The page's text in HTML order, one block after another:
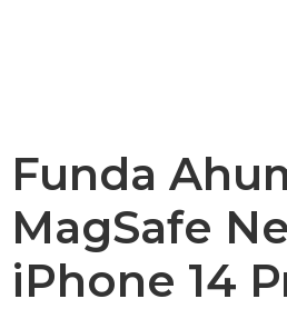
Funda
MagSafe
iPhone 14
Accesorios
Garantía Zaraphone